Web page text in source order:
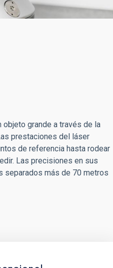
grande a través de la
prestaciones del láser
de referencia hasta rodear
Las precisiones en sus
separados más de 70 metros